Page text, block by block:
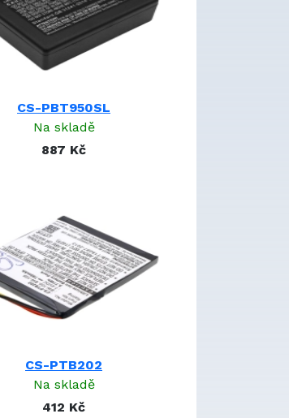
CS-PBT950SL
Na skladě
887 Kč
CS-PTB202
Na skladě
412 Kč